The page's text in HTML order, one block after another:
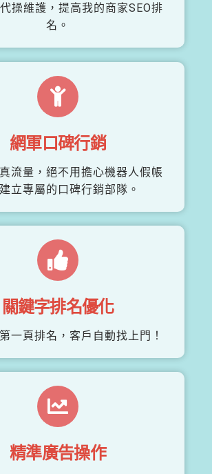
操維護，提高我的商家SEO排
名。
網軍口碑行銷
流量，絕不用擔心機器人假帳
立專屬的口碑行銷部隊。
關鍵字排名優化
一頁排名，客戶自動找上門！
精準廣告操作